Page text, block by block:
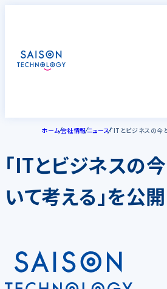
ホーム会社情報ニュース「ITとビジネスの今
「ITとビジネスの
いて考える」を公開